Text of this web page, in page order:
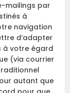
mailings par
à
navigation
d’adapter
à votre égard
(via courrier
autant que